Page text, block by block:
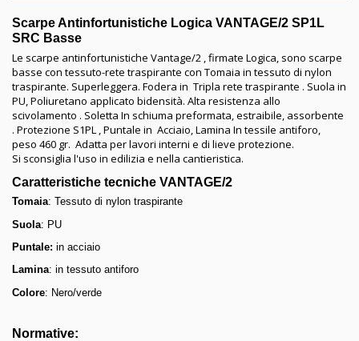
Scarpe Antinfortunistiche Logica VANTAGE/2 SP1L
SRC Basse
Le scarpe antinfortunistiche Vantage/2 , firmate Logica, sono scarpe
basse con tessuto-rete traspirante con Tomaia in tessuto di nylon
traspirante. Superleggera. Fodera in Tripla rete traspirante . Suola in
PU, Poliuretano applicato bidensità. Alta resistenza allo
scivolamento . Soletta In schiuma preformata, estraibile, assorbente
. Protezione S1PL , Puntale in Acciaio, Lamina In tessile antiforo,
peso 460 gr. Adatta per lavori interni e di lieve protezione.
Si sconsiglia l'uso in edilizia e nella cantieristica.
Caratteristiche tecniche VANTAGE/2
Tomaia: Tessuto di nylon traspirante
Suola: PU
Puntale: in acciaio
Lamina: in tessuto antiforo
Colore: Nero/verde
Normative: